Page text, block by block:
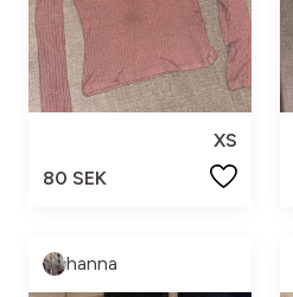
XS
80 SEK
hanna